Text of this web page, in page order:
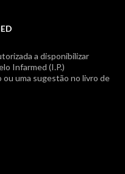
a disponibilizar
Infarmed (I.P.)
ou uma sugestão no livro de